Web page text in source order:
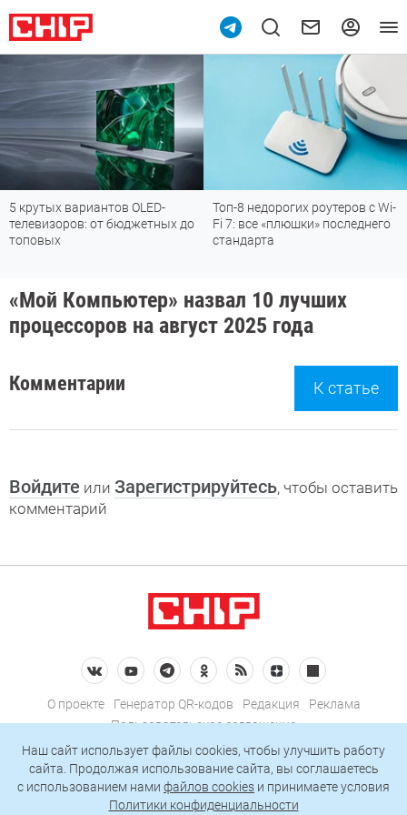
5 крутых вариантов OLED-
телевизоров: от бюджетных до
топовых
Топ-8 недорогих роутеров с Wi-
Fi 7: все «плюшки» последнего
стандарта
«Мой Компьютер» назвал 10 лучших
процессоров на август 2025 года
Комментарии К статье
Войдите или Зарегистрируйтесь, чтобы оставить
комментарий
О проекте Генератор QR-кодов Редакция
Реклама
Пользовательское соглашение
Политика конфиденциальности
Подписаться на рассылку
Наш сайт использует файлы cookies, чтобы улучшить работу
сайта. Продолжая использование сайта, вы соглашаетесь
c использованием нами файлов cookies и принимаете условия
Политики конфиденциальности